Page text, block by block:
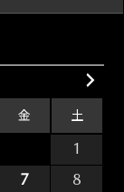
金 土
1
7
8